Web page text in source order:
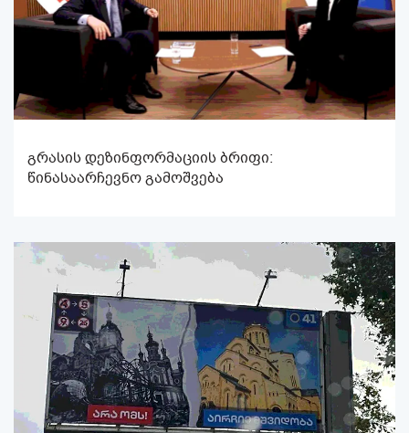
გრასის დეზინფორმაციის ბრიფი:
წინასაარჩევნო გამოშვება